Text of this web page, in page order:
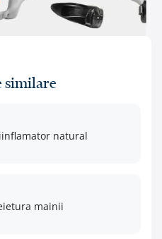
similare
natural
mainii